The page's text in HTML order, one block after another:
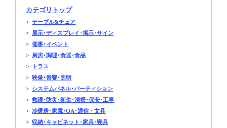
カテゴリトップ
>テーブル&チェア
> 展示･ディスプレイ･掲示･サイン
>催事･イベント
> 厨房･調理･食器･食品
>
トラス
>映像･音響･照明
> システムパネル･パーティション
>救護･防災･衛生･清掃･保安･工事
>冷暖房･家電･OA･通信・文具
>収納･キャビネット･家具･寝具